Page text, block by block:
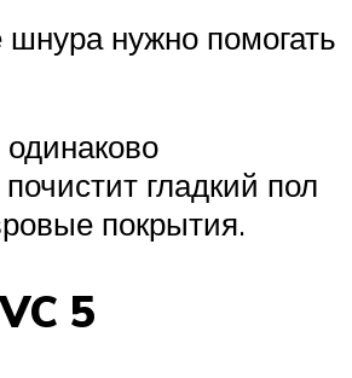
нужно помогать
гладкий пол
покрытия.
5